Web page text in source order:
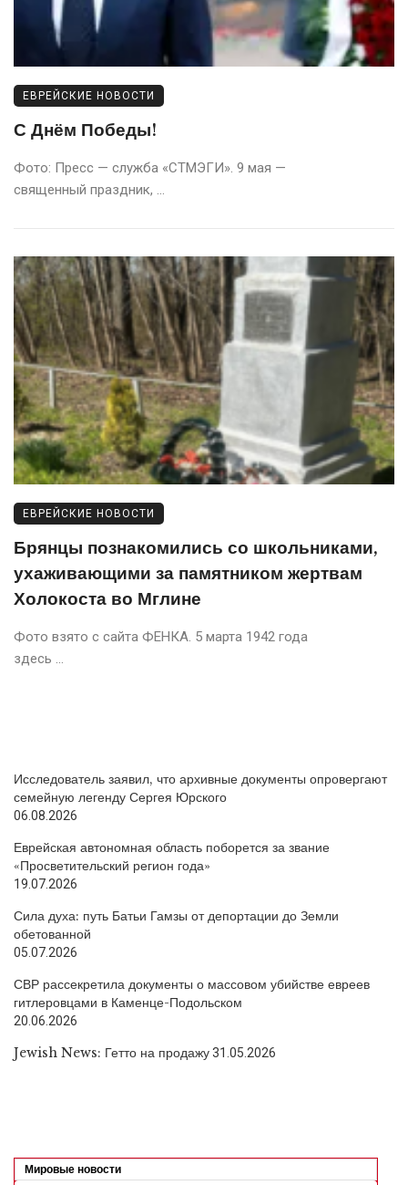
ЕВРЕЙСКИЕ НОВОСТИ
С Днём Победы!
Фото: Пресс — служба «СТМЭГИ». 9 мая —
священный праздник, ...
ЕВРЕЙСКИЕ НОВОСТИ
Брянцы познакомились со школьниками,
ухаживающими за памятником жертвам
Холокоста во Мглине
Фото взято с сайта ФЕНКA. 5 марта 1942 года
здесь ...
Исследователь заявил, что архивные документы опровергают
семейную легенду Сергея Юрского
06.08.2026
Еврейская автономная область поборется за звание
«Просветительский регион года»
19.07.2026
Сила духа: путь Батьи Гамзы от депортации до Земли
обетованной
05.07.2026
СВР рассекретила документы о массовом убийстве евреев
гитлеровцами в Каменце-Подольском
20.06.2026
Jewish News: Гетто на продажу31.05.2026